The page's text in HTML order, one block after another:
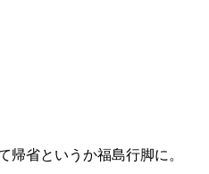
省というか福島行脚に。